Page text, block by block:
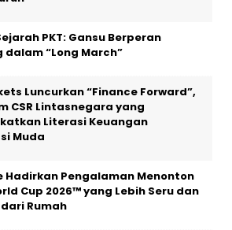
PKT: Gansu Berperan
dalam “Long March”
Luncurkan “Finance Forward”,
CSR Lintasnegara yang
Literasi Keuangan
Muda
Hadirkan Pengalaman Menonton
Cup 2026™ yang Lebih Seru dan
Rumah